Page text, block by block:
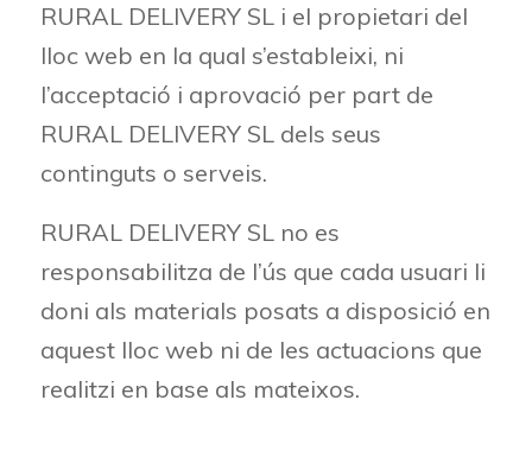
RURAL DELIVERY SL i el propietari del
lloc web en la qual s’estableixi, ni
l’acceptació i aprovació per part de
RURAL DELIVERY SL dels seus
continguts o serveis.
RURAL DELIVERY SL no es
responsabilitza de l’ús que cada usuari li
doni als materials posats a disposició en
aquest lloc web ni de les actuacions que
realitzi en base als mateixos.